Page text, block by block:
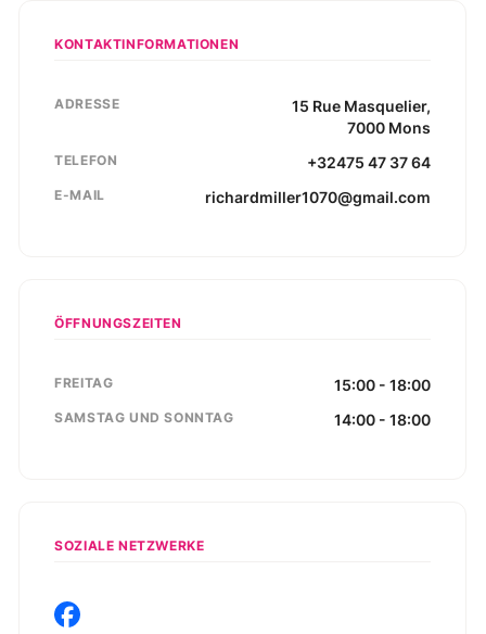
KONTAKTINFORMATIONEN
ADRESSE 15 Rue Masquelier,
7000 Mons
TELEFON +32475 47 37 64
E-MAIL richardmiller1070@gmail.com
ÖFFNUNGSZEITEN
FREITAG 15:00 - 18:00
SAMSTAG UND SONNTAG 14:00 - 18:00
SOZIALE NETZWERKE